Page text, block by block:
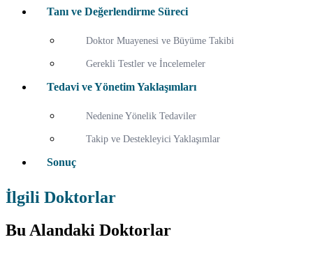
Tanı ve Değerlendirme Süreci
Doktor Muayenesi ve Büyüme Takibi
Gerekli Testler ve İncelemeler
Tedavi ve Yönetim Yaklaşımları
Nedenine Yönelik Tedaviler
Takip ve Destekleyici Yaklaşımlar
Sonuç
İlgili Doktorlar
Bu Alandaki Doktorlar